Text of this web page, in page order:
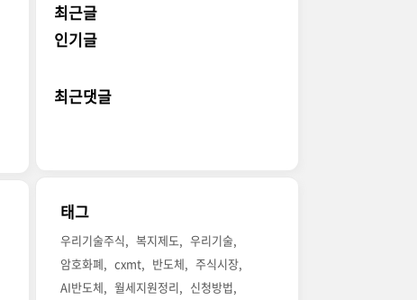
최근글
인기글
최근댓글
태그
우리기술주식 복지제도
우리기술
암호화폐
cxmt 반도체
주식시장
AI반도체
월세지원정리
신청방법